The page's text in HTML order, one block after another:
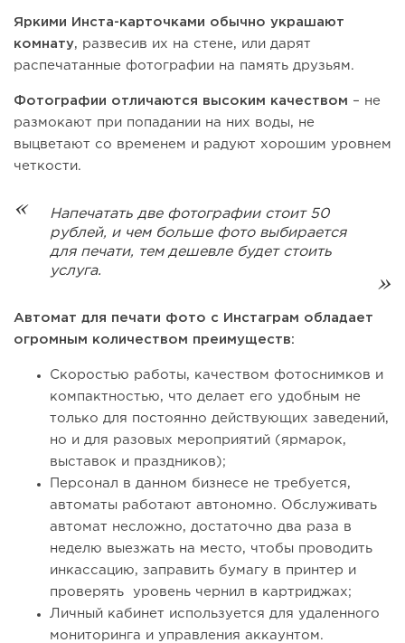
Яркими Инста-карточками обычно украшают
комнату, развесив их на стене, или дарят
распечатанные фотографии на память друзьям.
Фотографии отличаются высоким качеством – не
размокают при попадании на них воды, не
выцветают со временем и радуют хорошим уровнем
четкости.
Напечатать две фотографии стоит 50
рублей, и чем больше фото выбирается
для печати, тем дешевле будет стоить
услуга.
Автомат для печати фото с Инстаграм обладает
огромным количеством преимуществ:
Скоростью работы, качеством фотоснимков и
компактностью, что делает его удобным не
только для постоянно действующих заведений,
но и для разовых мероприятий (ярмарок,
выставок и праздников);
Персонал в данном бизнесе не требуется,
автоматы работают автономно. Обслуживать
автомат несложно, достаточно два раза в
неделю выезжать на место, чтобы проводить
инкассацию, заправить бумагу в принтер и
проверять уровень чернил в картриджах;
Личный кабинет используется для удаленного
мониторинга и управления аккаунтом.